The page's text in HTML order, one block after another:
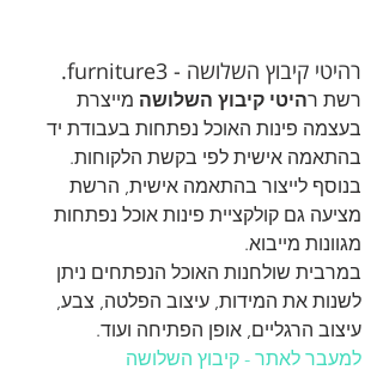
רהיטי קיבוץ השלושה - furniture3.
רשת רהיטי קיבוץ השלושה מייצרת
בעצמה פינות האוכל נפתחות בעבודת יד
בהתאמה אישית לפי בקשת הלקוחות.
בנוסף לייצור בהתאמה אישית, הרשת
מציעה גם קולקציית פינות אוכל נפתחות
מגוונות מייבוא.
במרבית שולחנות האוכל הנפתחים ניתן
לשנות את המידות, עיצוב הפלטה, צבע,
עיצוב הרגליים, אופן הפתיחה ועוד.
למעבר לאתר - קיבוץ השלושה